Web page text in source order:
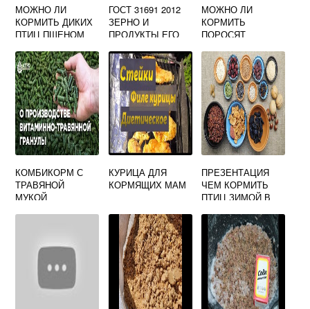
МОЖНО ЛИ
КОРМИТЬ ДИКИХ
ПТИЦ ПШЕНОМ
ГОСТ 31691 2012
ЗЕРНО И
ПРОДУКТЫ ЕГО
КОМБИКОРМА
МОЖНО ЛИ
КОРМИТЬ
ПОРОСЯТ
ДРОБИНОЙ
КОМБИКОРМ С
ТРАВЯНОЙ
МУКОЙ
КУРИЦА ДЛЯ
КОРМЯЩИХ МАМ
ПРЕЗЕНТАЦИЯ
ЧЕМ КОРМИТЬ
ПТИЦ ЗИМОЙ В